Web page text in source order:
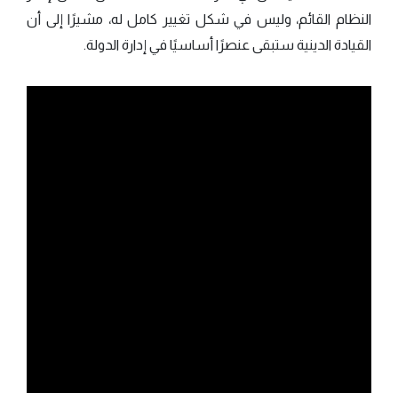
النظام القائم، وليس في شكل تغيير كامل له، مشيرًا إلى أن
القيادة الدينية ستبقى عنصرًا أساسيًا في إدارة الدولة.